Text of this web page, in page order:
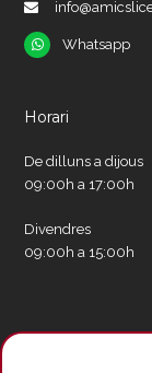
Whatsapp
Whatsapp
Horari
De dilluns a dijous
09:00h a 17:00h
Divendres
09:00h a 15:00h
Xarxes socials